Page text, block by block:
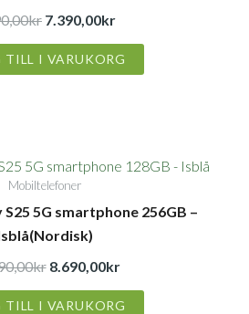
kr 7.390,00kr
TILL I VARUKORG
Mobiltelefoner
S25 5G smartphone 256GB –
kr
Det
ursprungliga
priset
var:
12.290,00kr.
8.690,00kr
Det
priset
TILL I VARUKORG